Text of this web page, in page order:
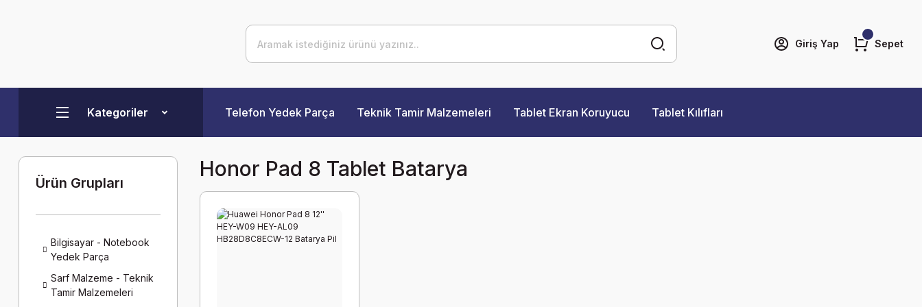
Giriş Yap Sepet
Kategoriler Telefon Yedek Parça Teknik Tamir Malzemeleri Tablet Ekran Koruyucu Tablet Kılıfları
Ürün Grupları
Bilgisayar - Notebook
Yedek Parça
Sarf Malzeme - Teknik
Tamir Malzemeleri
Honor Pad 8 Tablet Batarya